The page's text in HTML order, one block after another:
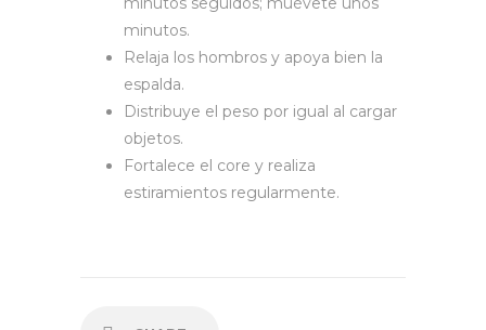
minutos.
Relaja los hombros y apoya bien la
espalda.
Distribuye el peso por igual al cargar
objetos.
Fortalece el core y realiza
estiramientos regularmente.